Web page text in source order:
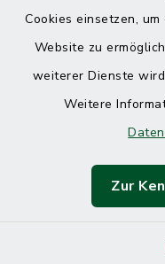
Cookies einsetzen,
Website zu
weiterer Dienste
Weitere
Zur